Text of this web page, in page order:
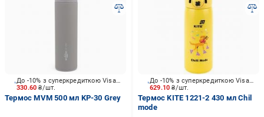
330.60₴/шт.
До -10% з суперкредиткою Visa Вигода
Термос MVM 500 мл KP-30 Grey
629.10₴/шт.
До -10% з суперкредиткою Visa Вигода
Термос KITE 1221-2 430 мл Chil
mode